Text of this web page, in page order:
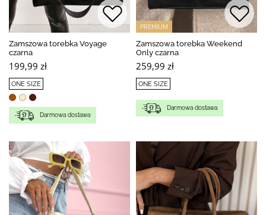
Zamszowa torebka Voyage
czarna
199,99 zł
ONE SIZE
Darmowa dostawa
PREMIUM
Zamszowa torebka Weekend
Only czarna
259,99 zł
ONE SIZE
Darmowa dostawa